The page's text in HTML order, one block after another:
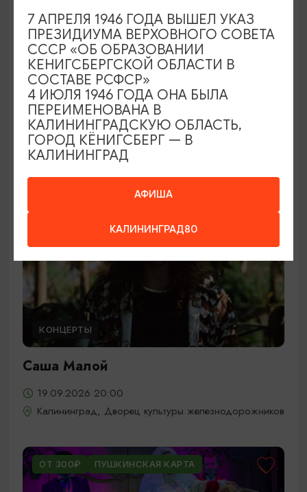
СПЕКТАКЛИ
Вишнёвый сад
18.09.2026 19:00
Калининград, Калининградский областной
драматический театр
ОТ 1750₽
КОНЦЕРТЫ
Саша Малой
19.09.2026 20:00
Калининград, Дворец культуры железнодорожников
ОТ 300₽ ПУШКИНСКАЯ КАРТА
АФИША
КАЛИНИНГРАД80
7 АПРЕЛЯ 1946 ГОДА ВЫШЕЛ УКАЗ
ПРЕЗИДИУМА ВЕРХОВНОГО СОВЕТА
СССР «ОБ ОБРАЗОВАНИИ
КЕНИГСБЕРГСКОЙ ОБЛАСТИ В
СОСТАВЕ РСФСР»
4 ИЮЛЯ 1946 ГОДА ОНА БЫЛА
ПЕРЕИМЕНОВАНА В
КАЛИНИНГРАДСКУЮ ОБЛАСТЬ,
ГОРОД КЁНИГСБЕРГ — В
КАЛИНИНГРАД